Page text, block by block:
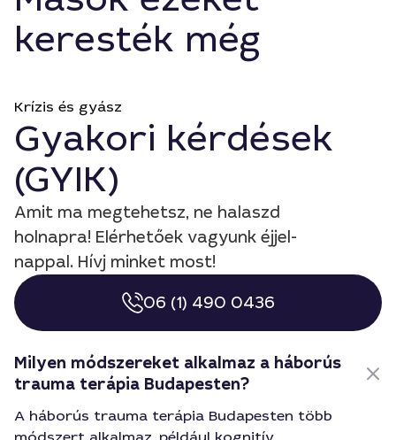
keresték még
Krízis és gyász
Gyakori kérdések
(GYIK)
Amit ma megtehetsz, ne halaszd
holnapra! Elérhetőek vagyunk éjjel-
nappal. Hívj minket most!
06 (1) 490 0436
Milyen módszereket alkalmaz a háborús
trauma terápia Budapesten?
A háborús trauma terápia Budapesten több